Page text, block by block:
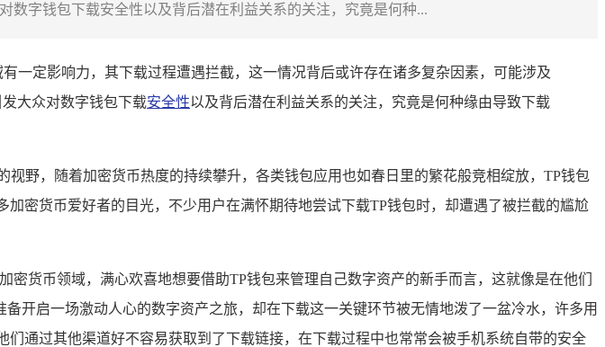
数字钱包下载安全性以及背后潜在利益关系的关注，究竟是何种...
一定影响力，其下载过程遭遇拦截，这一情况背后或许存在诸多复杂因素，可能涉及
大众对数字钱包下载安全性以及背后潜在利益关系的关注，究竟是何种缘由导致下载
野，随着加密货币热度的持续攀升，各类钱包应用也如春日里的繁花般竞相绽放，TP钱包
加密货币爱好者的目光，不少用户在满怀期待地尝试下载TP钱包时，却遭遇了被拦截的尴尬
货币领域，满心欢喜地想要借助TP钱包来管理自己数字资产的新手而言，这就像是在他们
开启一场激动人心的数字资产之旅，却在下载这一关键环节被无情地泼了一盆冷水，许多用
通过其他渠道好不容易获取到了下载链接，在下载过程中也常常会被手机系统自带的安全